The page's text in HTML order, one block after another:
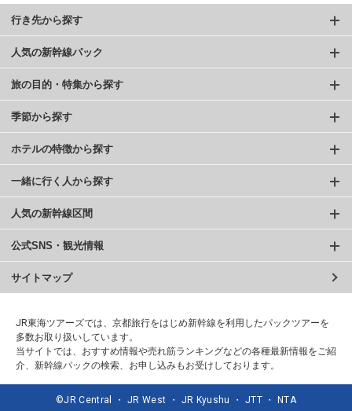
行き先から探す
人気の新幹線パック
旅の目的・特集から探す
季節から探す
ホテルの特徴から探す
一緒に行く人から探す
人気の新幹線区間
公式SNS・観光情報
サイトマップ
JR東海ツアーズでは、京都旅行をはじめ新幹線を利用したパックツアーを
多数お取り扱いしています。
当サイトでは、おすすめ情報や売れ筋ランキングなどの各種最新情報をご紹
介、新幹線パックの検索、お申し込みもお受けしております。
©JR Central ・ JR West ・ JR Kyushu ・ JTT ・ NTA